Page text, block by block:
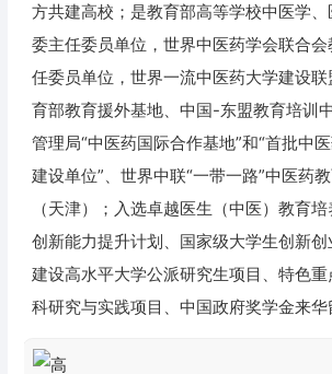
方共建高校；是教育部高等学校中医学
委主任委员单位，世界中医药学会联合
任委员单位，世界一流中医药大学建设
育部教育援外基地、中国-东盟教育培训
管理局“中医药国际合作基地”和“首批中
建设单位”、世界中联“一带一路”中医药
（天津）；入选卓越医生（中医）教育
创新能力提升计划、国家级大学生创新
建设高水平大学公派研究生项目、特色
科研究与实践项目、中国政府奖学金来华